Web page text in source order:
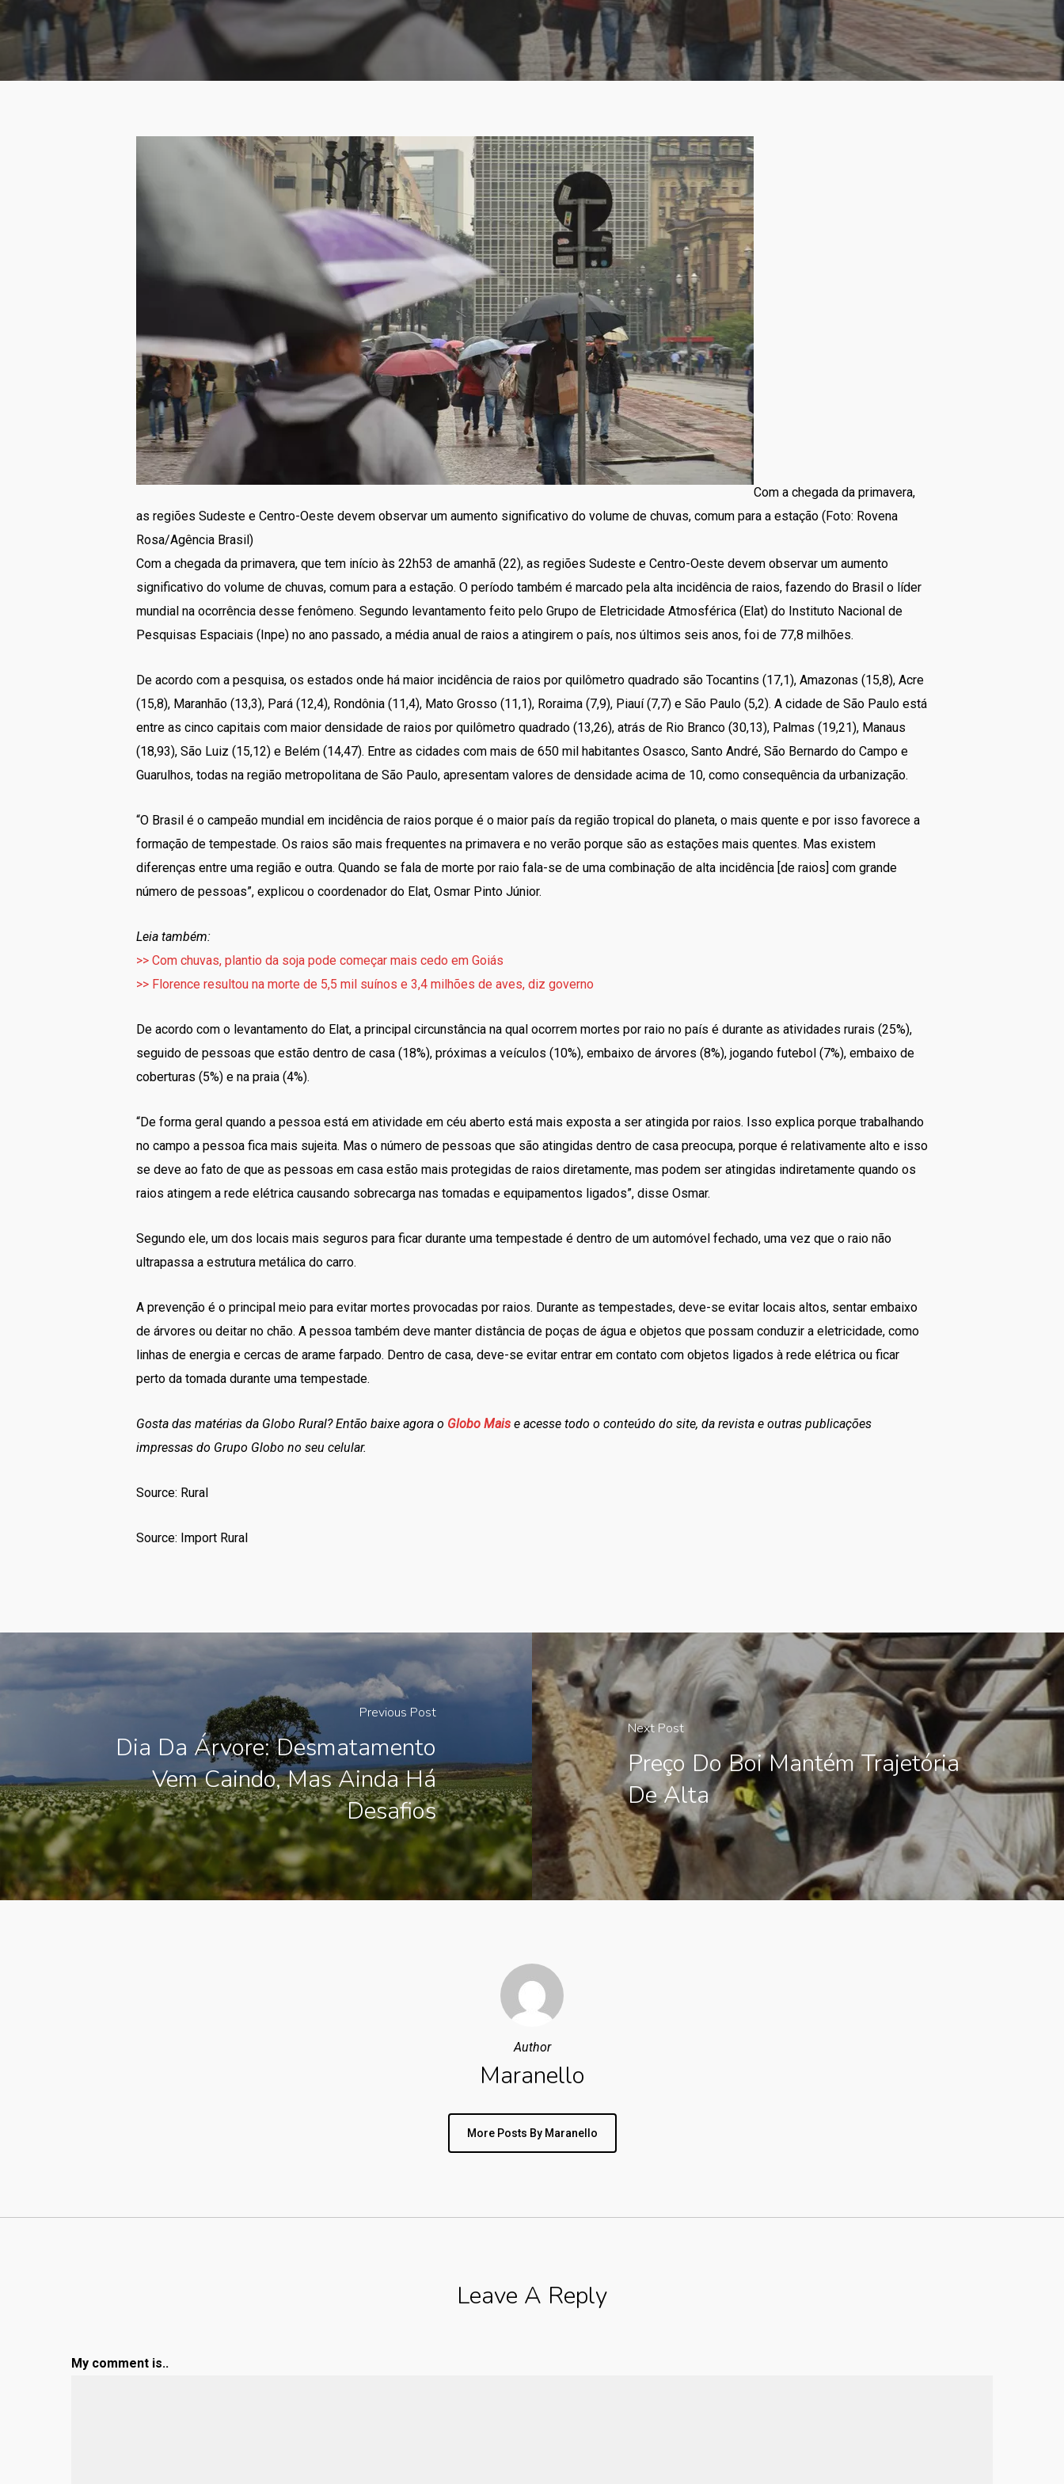
Com a chegada da primavera,
as regiões Sudeste e Centro-Oeste devem observar um aumento significativo do volume de chuvas, comum para a estação (Foto: Rovena
Rosa/Agência Brasil)
Com a chegada da primavera, que tem início às 22h53 de amanhã (22), as regiões Sudeste e Centro-Oeste devem observar um aumento
significativo do volume de chuvas, comum para a estação. O período também é marcado pela alta incidência de raios, fazendo do Brasil o líder
mundial na ocorrência desse fenômeno. Segundo levantamento feito pelo Grupo de Eletricidade Atmosférica (Elat) do Instituto Nacional de
Pesquisas Espaciais (Inpe) no ano passado, a média anual de raios a atingirem o país, nos últimos seis anos, foi de 77,8 milhões.
De acordo com a pesquisa, os estados onde há maior incidência de raios por quilômetro quadrado são Tocantins (17,1), Amazonas (15,8), Acre
(15,8), Maranhão (13,3), Pará (12,4), Rondônia (11,4), Mato Grosso (11,1), Roraima (7,9), Piauí (7,7) e São Paulo (5,2). A cidade de São Paulo está
entre as cinco capitais com maior densidade de raios por quilômetro quadrado (13,26), atrás de Rio Branco (30,13), Palmas (19,21), Manaus
(18,93), São Luiz (15,12) e Belém (14,47). Entre as cidades com mais de 650 mil habitantes Osasco, Santo André, São Bernardo do Campo e
Guarulhos, todas na região metropolitana de São Paulo, apresentam valores de densidade acima de 10, como consequência da urbanização.
“O Brasil é o campeão mundial em incidência de raios porque é o maior país da região tropical do planeta, o mais quente e por isso favorece a
formação de tempestade. Os raios são mais frequentes na primavera e no verão porque são as estações mais quentes. Mas existem
diferenças entre uma região e outra. Quando se fala de morte por raio fala-se de uma combinação de alta incidência [de raios] com grande
número de pessoas”, explicou o coordenador do Elat, Osmar Pinto Júnior.
Leia também:
>> Com chuvas, plantio da soja pode começar mais cedo em Goiás
>> Florence resultou na morte de 5,5 mil suínos e 3,4 milhões de aves, diz governo
De acordo com o levantamento do Elat, a principal circunstância na qual ocorrem mortes por raio no país é durante as atividades rurais (25%),
seguido de pessoas que estão dentro de casa (18%), próximas a veículos (10%), embaixo de árvores (8%), jogando futebol (7%), embaixo de
coberturas (5%) e na praia (4%).
“De forma geral quando a pessoa está em atividade em céu aberto está mais exposta a ser atingida por raios. Isso explica porque trabalhando
no campo a pessoa fica mais sujeita. Mas o número de pessoas que são atingidas dentro de casa preocupa, porque é relativamente alto e isso
se deve ao fato de que as pessoas em casa estão mais protegidas de raios diretamente, mas podem ser atingidas indiretamente quando os
raios atingem a rede elétrica causando sobrecarga nas tomadas e equipamentos ligados”, disse Osmar.
Segundo ele, um dos locais mais seguros para ficar durante uma tempestade é dentro de um automóvel fechado, uma vez que o raio não
ultrapassa a estrutura metálica do carro.
A prevenção é o principal meio para evitar mortes provocadas por raios. Durante as tempestades, deve-se evitar locais altos, sentar embaixo
de árvores ou deitar no chão. A pessoa também deve manter distância de poças de água e objetos que possam conduzir a eletricidade, como
linhas de energia e cercas de arame farpado. Dentro de casa, deve-se evitar entrar em contato com objetos ligados à rede elétrica ou ficar
perto da tomada durante uma tempestade.
Gosta das matérias da Globo Rural? Então baixe agora o Globo Mais e acesse todo o conteúdo do site, da revista e outras publicações
impressas do Grupo Globo no seu celular.
Source: Rural
Source: Import Rural
Previous Post
Dia Da Árvore: Desmatamento
Vem Caindo, Mas Ainda Há
Desafios
Next Post
Preço Do Boi Mantém Trajetória
De Alta
Author
Maranello
More Posts By Maranello
Leave A Reply
My comment is..